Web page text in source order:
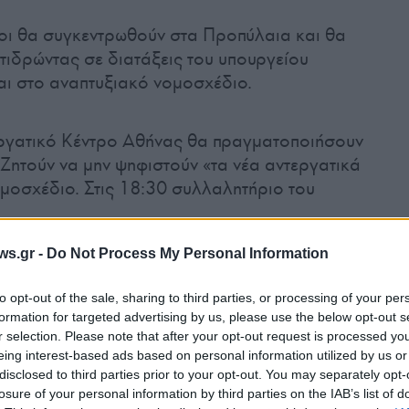
- Do Not Process My Personal Information
opt-out of the sale, sharing to third parties, or processing of your
for targeted advertising by us, please use the below opt-out
selection. Please note that after your opt-out request is processed
interest-based ads based on personal information utilized by us
to third parties prior to your opt-out. You may separately
of your personal information by third parties on the IAB’s list of
θα συγκεντρωθούν στα Προπύλαια και θα
σε διατάξεις του υπουργείου
στο αναπτυξιακό νομοσχέδιο.
Κέντρο Αθήνας θα πραγματοποιήσουν
να μην ψηφιστούν «τα νέα αντεργατικά
Στις 18:30 συλλαλητήριο του
Tweet Send